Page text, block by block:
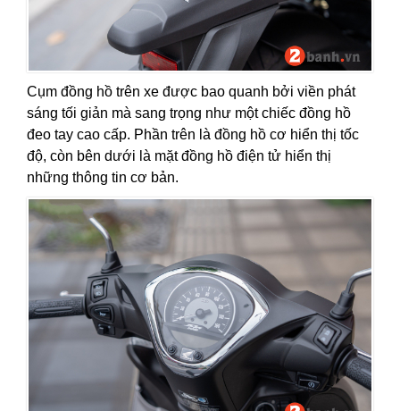
Cụm đồng hồ trên xe được bao quanh bởi viền phát
sáng tối giản mà sang trọng như một chiếc đồng hồ
đeo tay cao cấp. Phần trên là đồng hồ cơ hiển thị tốc
độ, còn bên dưới là mặt đồng hồ điện tử hiển thị
những thông tin cơ bản.